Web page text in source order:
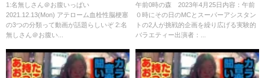
1:名無しさん＠お腹いっぱい
2021.12.13(Mon) アテローム血栓性脳梗塞
の3つの分類って動画が話題らしいぞ 2:名
無しさん＠お腹い...
午前0時の森 2023年4月25日内容：午前
０時にその日のMCとスーパーアシスタン
トの2人が挑戦的企画を繰り広げる実験的
バラエティー出演者：...